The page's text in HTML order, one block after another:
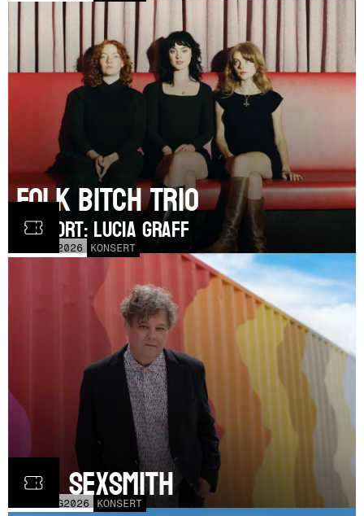
2026 KONSERT
Folk Bitch Trio
SUPPORT: Lucia Graff
AUG2026 KONSERT
Ron Sexsmith